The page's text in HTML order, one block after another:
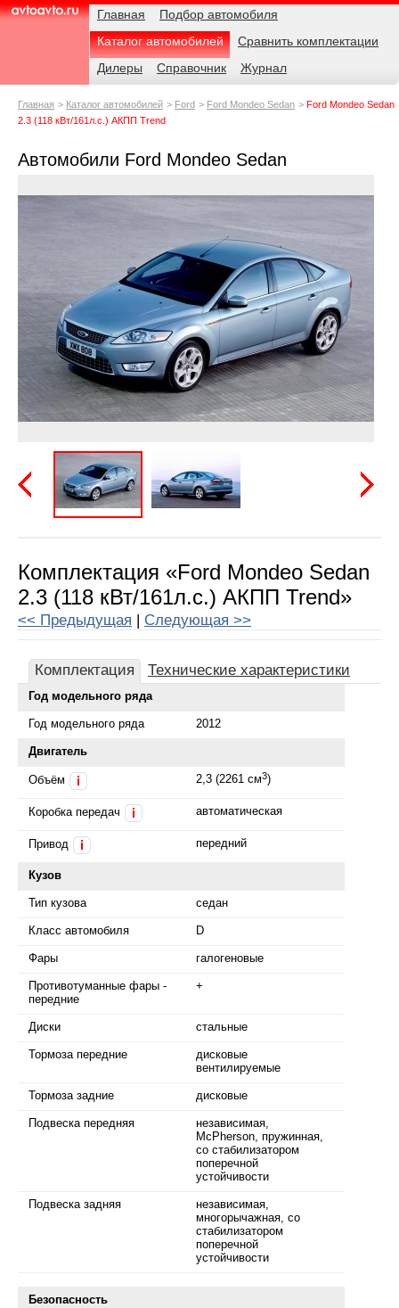
AvtoAvto.ru
Навигация Главная
Подбор автомобиля
Каталог автомобилей
Сравнить комплектации
Дилеры
Справочник Журнал
Родительские
Главная Каталог автомобилей Ford Ford Mondeo Sedan
Ford Mondeo Sedan
2.3 (118 кВт/161л.с.) АКПП Trend
Автомобили Ford Mondeo Sedan
Комплектация «Ford Mondeo Sedan
2.3 (118 кВт/161л.с.) АКПП Trend»
<< Предыдущая Следующая >>
Комплектация Технические характеристики
Год модельного ряда
Год модельного ряда 2012
Двигатель
Объём 2,3 (2261 см3)
Коробка передач автоматическая
Привод передний
Кузов
Тип кузова седан
Класс автомобиля D
Фары галогеновые
Противотуманные фары -
передние
+
Диски стальные
Тормоза передние
дисковые
вентилируемые
Тормоза задние дисковые
Подвеска передняя
независимая,
McPherson, пружинная,
со стабилизатором
поперечной
устойчивости
Подвеска задняя
независимая,
многорычажная, со
стабилизатором
поперечной
устойчивости
Безопасность
Примечания